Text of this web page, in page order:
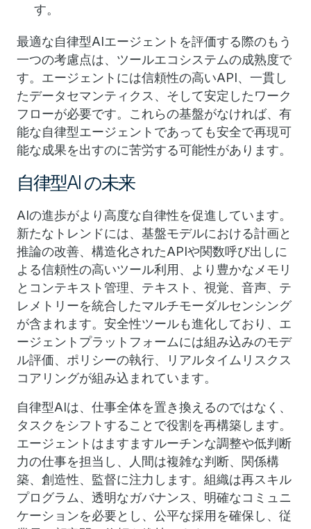
す。
最適な自律型AIエージェントを評価する際のもう
一つの考慮点は、ツールエコシステムの成熟度で
す。エージェントには信頼性の高いAPI、一貫し
たデータセマンティクス、そして安定したワーク
フローが必要です。これらの基盤がなければ、有
能な自律型エージェントであっても安全で再現可
能な成果を出すのに苦労する可能性があります。
自律型AI の未来
AIの進歩がより高度な自律性を促進しています。
新たなトレンドには、基盤モデルにおける計画と
推論の改善、構造化されたAPIや関数呼び出しに
よる信頼性の高いツール利用、より豊かなメモリ
とコンテキスト管理、テキスト、視覚、音声、テ
レメトリーを統合したマルチモーダルセンシング
が含まれます。安全性ツールも進化しており、エ
ージェントプラットフォームには組み込みのモデ
ル評価、ポリシーの執行、リアルタイムリスクス
コアリングが組み込まれています。
自律型AIは、仕事全体を置き換えるのではなく、
タスクをシフトすることで役割を再構築します。
エージェントはますますルーチンな調整や低判断
力の仕事を担当し、人間は複雑な判断、関係構
築、創造性、監督に注力します。組織は再スキル
プログラム、透明なガバナンス、明確なコミュニ
ケーションを必要とし、公平な採用を確保し、従